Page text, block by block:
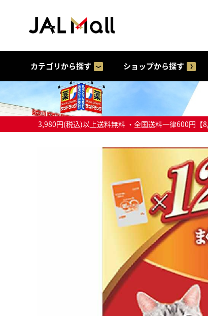
カテゴリから探す ショップから探す
3,980円(税込)以上送料無料 ・全国送料一律600円